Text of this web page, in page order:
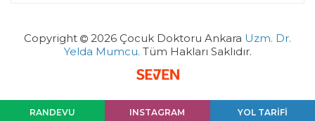
Copyright 2026 Çocuk Doktoru Ankara Uzm. Dr.
Yelda Mumcu. Tüm Hakları Saklıdır.
RANDEVU INSTAGRAM YOL TARİFİ